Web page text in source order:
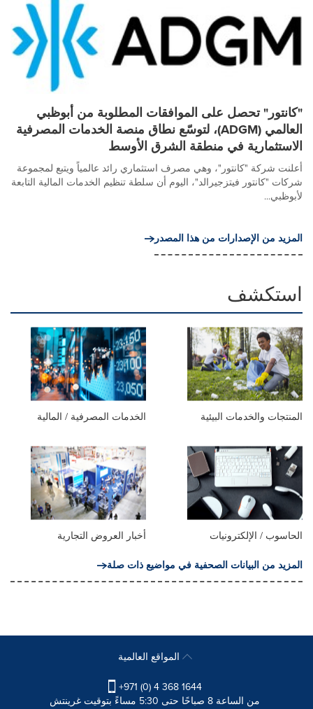
"كانتور" تحصل على الموافقات المطلوبة من أبوظبي
العالمي (ADGM)، لتوسّع نطاق منصة الخدمات المصرفية
الاستثمارية في منطقة الشرق الأوسط
أعلنت شركة "كانتور"، وهي مصرف استثماري رائد عالمياً ويتبع لمجموعة
شركات "كانتور فيتزجيرالد"، اليوم أن سلطة تنظيم الخدمات المالية التابعة
لأبوظبي...
المزيد من الإصدارات من هذا المصدر
استكشف
المنتجات والخدمات البيئية الخدمات المصرفية / المالية
الحاسوب / الإلكترونيات
أخبار العروض التجارية
المزيد من البيانات الصحفية في مواضيع ذات صلة
+971 (0) 4 368 1644
من الساعة 8 صباحًا حتى 5:30 مساءً بتوقيت غرينتش